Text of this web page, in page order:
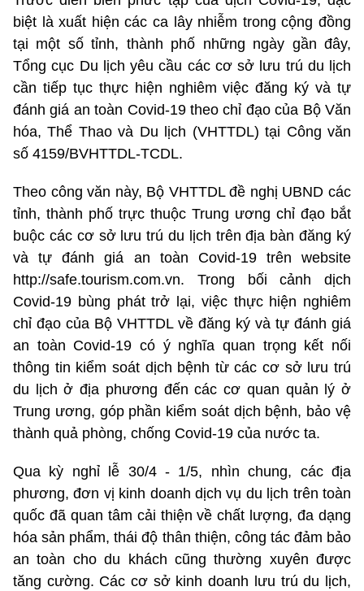
biệt là xuất hiện các ca lây nhiễm trong cộng đồng
tại một số tỉnh, thành phố những ngày gần đây,
Tổng cục Du lịch yêu cầu các cơ sở lưu trú du lịch
cần tiếp tục thực hiện nghiêm việc đăng ký và tự
đánh giá an toàn Covid-19 theo chỉ đạo của Bộ Văn
hóa, Thể Thao và Du lịch (VHTTDL) tại Công văn
số 4159/BVHTTDL-TCDL.
Theo công văn này, Bộ VHTTDL đề nghị UBND các
tỉnh, thành phố trực thuộc Trung ương chỉ đạo bắt
buộc các cơ sở lưu trú du lịch trên địa bàn đăng ký
và tự đánh giá an toàn Covid-19 trên website
http://safe.tourism.com.vn. Trong bối cảnh dịch
Covid-19 bùng phát trở lại, việc thực hiện nghiêm
chỉ đạo của Bộ VHTTDL về đăng ký và tự đánh giá
an toàn Covid-19 có ý nghĩa quan trọng kết nối
thông tin kiểm soát dịch bệnh từ các cơ sở lưu trú
du lịch ở địa phương đến các cơ quan quản lý ở
Trung ương, góp phần kiểm soát dịch bệnh, bảo vệ
thành quả phòng, chống Covid-19 của nước ta.
Qua kỳ nghỉ lễ 30/4 - 1/5, nhìn chung, các địa
phương, đơn vị kinh doanh dịch vụ du lịch trên toàn
quốc đã quan tâm cải thiện về chất lượng, đa dạng
hóa sản phẩm, thái độ thân thiện, công tác đảm bảo
an toàn cho du khách cũng thường xuyên được
tăng cường. Các cơ sở kinh doanh lưu trú du lịch,